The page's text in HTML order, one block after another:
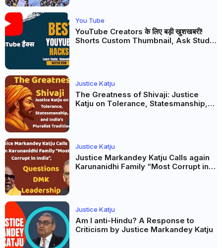
You Tube
YouTube Creators के लिए बड़ी खुशखबरी!
Shorts Custom Thumbnail, Ask Studio
Justice Katju
The Greatness of Shivaji: Justice
Katju on Tolerance, Statesmanship,
Justice Katju
Justice Markandey Katju Calls again
Karunanidhi Family “Most Corrupt in
Justice Katju
Am I anti-Hindu? A Response to
Criticism by Justice Markandey Katju